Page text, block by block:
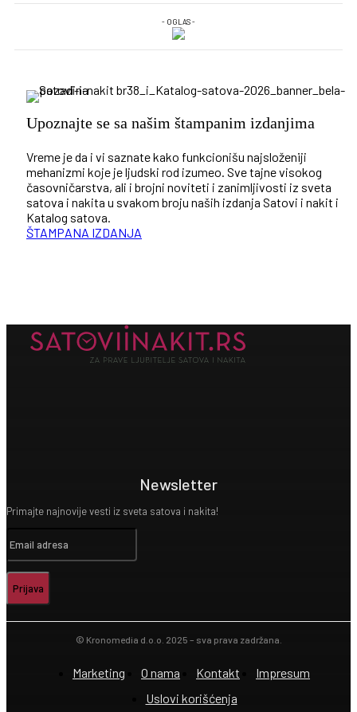
- OGLAS -
Upoznajte se sa našim štampanim izdanjima
Vreme je da i vi saznate kako funkcionišu najsloženiji
mehanizmi koje je ljudski rod izumeo. Sve tajne visokog
časovničarstva, ali i brojni noviteti i zanimljivosti iz sveta
satova i nakita u svakom broju naših izdanja Satovi i nakit i
Katalog satova.
ŠTAMPANA IZDANJA
Newsletter
Primajte najnovije vesti iz sveta satova i nakita!
Prijava
© Kronomedia d.o.o. 2025 – sva prava zadržana.
Marketing O nama Kontakt
Impresum
Uslovi korišćenja